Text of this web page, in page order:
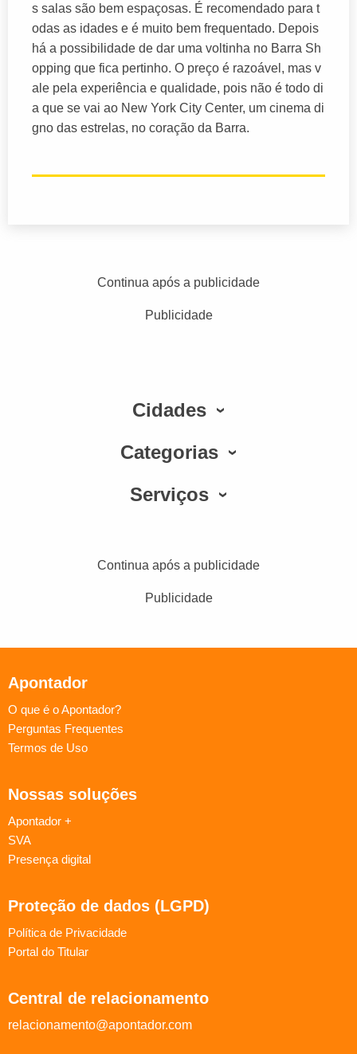
s salas são bem espaçosas. É recomendado para t
odas as idades e é muito bem frequentado. Depois
há a possibilidade de dar uma voltinha no Barra Sh
opping que fica pertinho. O preço é razoável, mas v
ale pela experiência e qualidade, pois não é todo di
a que se vai ao New York City Center, um cinema di
gno das estrelas, no coração da Barra.
Continua após a publicidade
Publicidade
Cidades
Categorias
Serviços
Continua após a publicidade
Publicidade
Apontador
O que é o Apontador?
Perguntas Frequentes
Termos de Uso
Nossas soluções
Apontador +
SVA
Presença digital
Proteção de dados (LGPD)
Política de Privacidade
Portal do Titular
Central de relacionamento
relacionamento@apontador.com